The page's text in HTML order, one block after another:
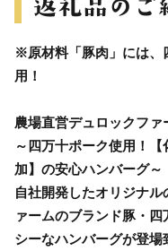
※原材料「豚肉」には、
用！
農場直営デュロックファ
～四万十ポーク使用！
加】の安心ハンバーグ～
自社開発したオリジナ
ァームのブランド豚・
シーなハンバーグが登場